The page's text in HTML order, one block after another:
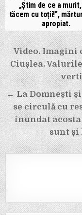
„Știm de ce a
tăcem cu toții!”,
apropiat.
Navigare
în
articole
Video. Imagini
Ciușlea.
← La Domnești
se circulă cu
inundat
sunt și